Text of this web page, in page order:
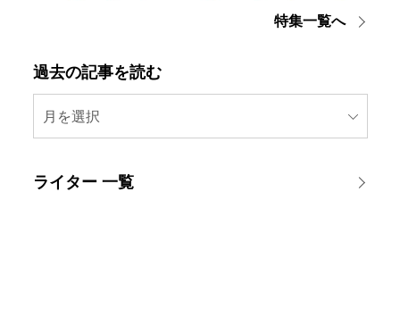
特集一覧へ
過去の記事を読む
月を選択
ライター 一覧